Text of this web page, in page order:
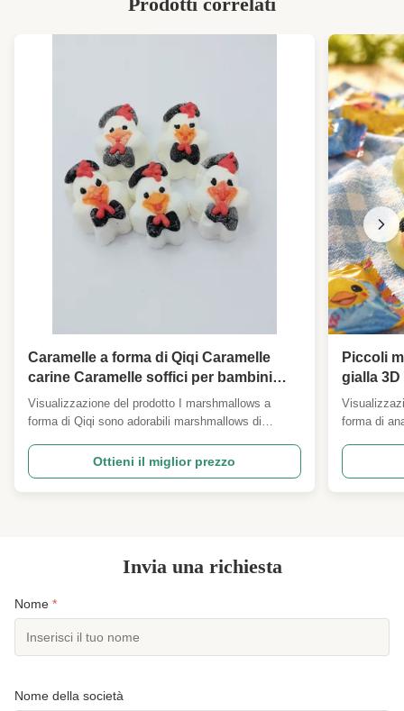
Caramelle a forma di Qiqi Caramelle
carine Caramelle soffici per bambini
Decorazione di torte per feste di
compleanno Supermercato dolcieria Al
Visualizzazione del prodotto I marshmallows a
forma di Qiqi sono adorabili marshmallows di
vivace di Qiqi, con una texture morbida cuscino-
simile a nuvole e una dolcezza fruttata di vaniglia
naturale.Ogni caramella è dotata di delicati dettagli
Ottieni il miglior prezzo
Piccoli
gialla
forma di
fruttata di
un delicato
Invia una richiesta
Nome *
Nome della società